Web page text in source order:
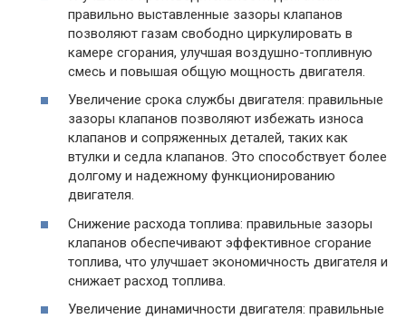
правильно выставленные зазоры клапанов
позволяют газам свободно циркулировать в
камере сгорания, улучшая воздушно-топливную
смесь и повышая общую мощность двигателя.
Увеличение срока службы двигателя: правильные
зазоры клапанов позволяют избежать износа
клапанов и сопряженных деталей, таких как
втулки и седла клапанов. Это способствует более
долгому и надежному функционированию
двигателя.
Снижение расхода топлива: правильные зазоры
клапанов обеспечивают эффективное сгорание
топлива, что улучшает экономичность двигателя и
снижает расход топлива.
Увеличение динамичности двигателя: правильные